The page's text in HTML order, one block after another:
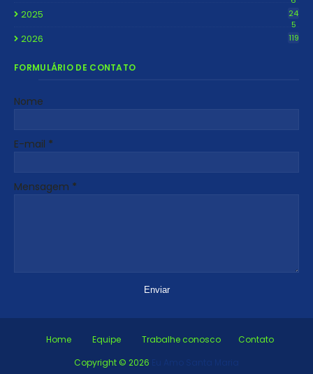
2025
24
5
2026 119
FORMULÁRIO DE CONTATO
Nome
E-mail *
Mensagem *
Home Equipe Trabalhe conosco
Contato
Copyright © 2026 Eu Amo Santa Maria